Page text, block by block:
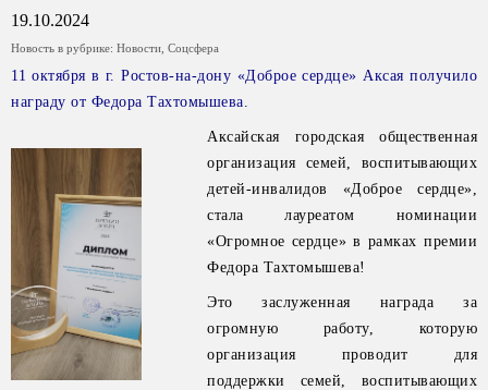
19.10.2024
Новость в рубрике: Новости Соцсфера
11 октября в г. Ростов-на-дону «Доброе сердце» Аксая получило
награду от Федора Тахтомышева.
Аксайская городская общественная
организация семей, воспитывающих
детей-инвалидов «Доброе сердце»,
стала лауреатом номинации
«Огромное сердце» в рамках премии
Федора Тахтомышева!
Это заслуженная награда за
огромную работу, которую
организация проводит для
поддержки семей, воспитывающих